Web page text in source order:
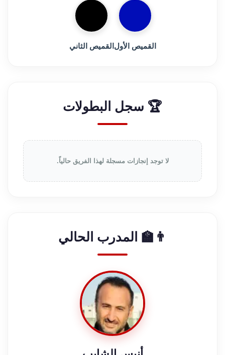
القميص الأول القميص الثاني
🏆 سجل البطولات
لا توجد إنجازات مسجلة لهذا الفريق حالياً.
👨‍🏫 المدرب الحالي